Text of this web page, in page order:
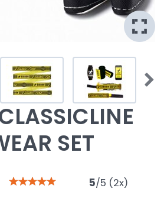
SET
5/5 (2x)